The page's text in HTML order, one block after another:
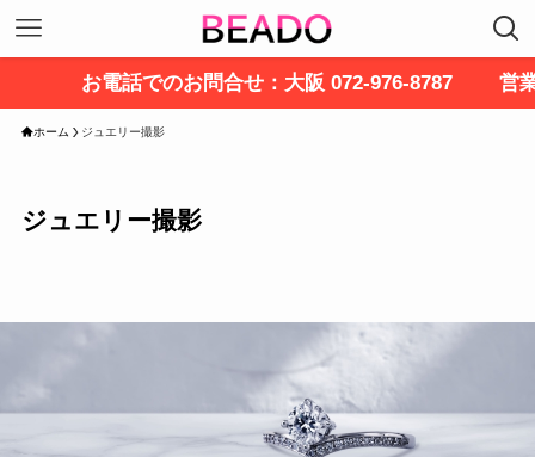
お電話でのお問合せ：大阪 072-976-8787 営
ホーム ジュエリー撮影
ジュエリー撮影